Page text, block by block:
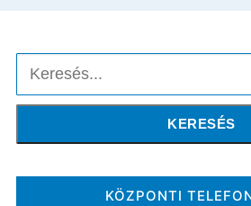
Keresés
KERESÉS
KÖZPONTI